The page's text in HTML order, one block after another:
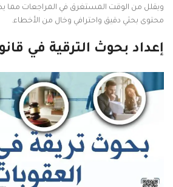
ويقلل من الوقت المستغرق في المراجعات
محتوى بحثي دقيق واحترافي وخال من الأخطاء.
إعداد بحوث الترقية في